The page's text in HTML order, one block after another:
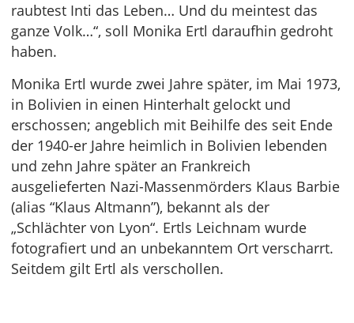
raubtest Inti das Leben… Und du meintest das
ganze Volk…“, soll Monika Ertl daraufhin gedroht
haben.
Monika Ertl wurde zwei Jahre später, im Mai 1973,
in Bolivien in einen Hinterhalt gelockt und
erschossen; angeblich mit Beihilfe des seit Ende
der 1940-er Jahre heimlich in Bolivien lebenden
und zehn Jahre später an Frankreich
ausgelieferten Nazi-Massenmörders Klaus Barbie
(alias “Klaus Altmann”), bekannt als der
„Schlächter von Lyon“. Ertls Leichnam wurde
fotografiert und an unbekanntem Ort verscharrt.
Seitdem gilt Ertl als verschollen.